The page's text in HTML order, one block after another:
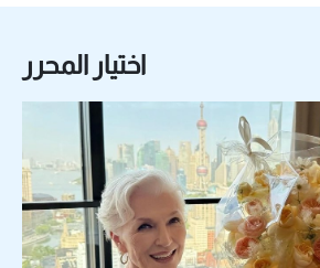
اختيار المحرر